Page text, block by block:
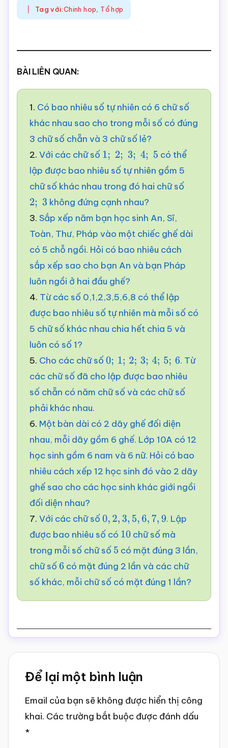
Tag với:Chinh hop, Tổ hợp
BÀI LIÊN QUAN:
1. Có bao nhiêu số tự nhiên có 6 chữ số
khác nhau sao cho trong mỗi số có đúng
3 chữ số chẵn và 3 chữ số lẻ?
2. Với các chữ số 1;2 3; 4;5
có thể
lập được bao nhiêu số tự nhiên gồm 5
chữ số khác nhau trong đó hai chữ số
2; 3
không đứng cạnh nhau?
3. Sắp xếp năm bạn học sinh An, Sĩ,
Toàn, Thư, Pháp vào một chiếc ghế dài
có 5 chỗ ngồi. Hỏi có bao nhiêu cách
sắp xếp sao cho bạn An và bạn Pháp
luôn ngồi ở hai đầu ghế?
4. Từ các số 0,1,2,3,5,6,8 có thể lập
được bao nhiêu số tự nhiên mà mỗi số có
5 chữ số khác nhau chia hết chia 5 và
luôn có số 1?
5. Cho các chữ số 0; ;2 3;4;5 6
. Từ
các chữ số đã cho lập được bao nhiêu
số chẵn có năm chữ số và các chữ số
phải khác nhau.
6. Một bàn dài có 2 dãy ghế đối diện
nhau, mỗi dãy gồm 6 ghế. Lớp 10A có 12
học sinh gồm 6 nam và 6 nữ. Hỏi có bao
nhiêu cách xếp 12 học sinh đó vào 2 dãy
ghế sao cho các học sinh khác giới ngồi
đối diện nhau?
7. Với các chữ số 0, 2,3,5,6 ,7 9
. Lập
được bao nhiêu số có 10 chữ số mà
trong mỗi số chữ số 5 có mặt đúng 3 lần,
chữ số 6 có mặt đúng 2 lần và các chữ
số khác, mỗi chữ số có mặt đúng 1 lần?
Reader
Interactions
Để lại một bình luận
Email của bạn sẽ không được hiển thị công
khai. Các trường bắt buộc được đánh dấu
*